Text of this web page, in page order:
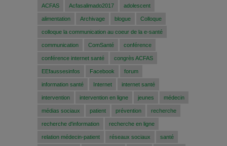
ACFAS Acfasalimado2017 adolescent
alimentation Archivage blogue Colloque
colloque la communication au coeur de la e-santé
communication ComSanté conférence
conférence internet santé congrès ACFAS
EEfaussesinfos Facebook forum
information santé Internet internet santé
intervention intervention en ligne jeunes médecin
médias sociaux patient prévention recherche
recherche d'information recherche en ligne
relation médecin-patient réseaux sociaux santé